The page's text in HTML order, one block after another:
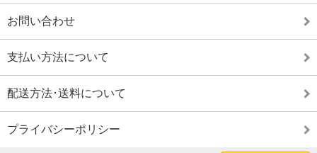
お問い合わせ
支払い方法について
配送方法･送料について
プライバシーポリシー